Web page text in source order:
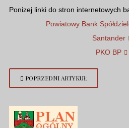
Ponizej linki do stron internetowych
Powiatowy Bank
Santander
PKO BP
POPRZEDNI ARTYKUŁ